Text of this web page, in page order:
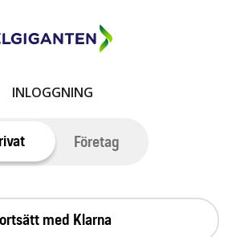
INLOGGNING
Företag
med Klarna